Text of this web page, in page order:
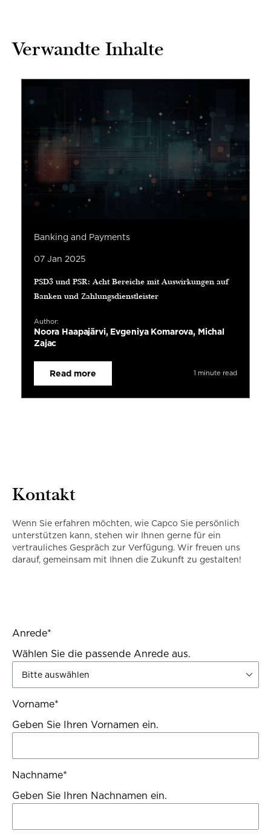
Verwandte Inhalte
Banking and Payments
07 Jan 2025
PSD3 und PSR: Acht Bereiche mit Auswirkungen auf
Banken und Zahlungsdienstleister
Author:
Noora Haapajärvi, Evgeniya Komarova, Michal
Zajac
Read more 1 minute read
Kontakt
Wenn Sie erfahren möchten, wie Capco Sie persönlich
unterstützen kann, stehen wir Ihnen gerne für ein
vertrauliches Gespräch zur Verfügung. Wir freuen uns
darauf, gemeinsam mit Ihnen die Zukunft zu gestalten!
Anrede*
Wählen Sie die passende Anrede aus.
Vorname*
Geben Sie Ihren Vornamen ein.
Nachname*
Geben Sie Ihren Nachnamen ein.